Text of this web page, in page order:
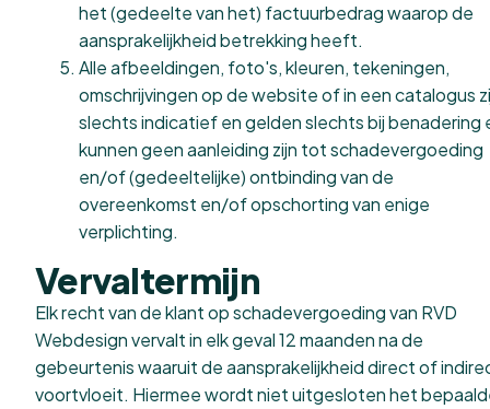
het (gedeelte van het) factuurbedrag waarop de
aansprakelijkheid betrekking heeft.
Alle afbeeldingen, foto's, kleuren, tekeningen,
omschrijvingen op de website of in een catalogus
slechts indicatief en gelden slechts bij benadering
kunnen geen aanleiding zijn tot schadevergoeding
en/of (gedeeltelijke) ontbinding van de
overeenkomst en/of opschorting van enige
verplichting.
Vervaltermijn
Elk recht van de klant op schadevergoeding van RVD
Webdesign vervalt in elk geval 12 maanden na de
gebeurtenis waaruit de aansprakelijkheid direct of
voortvloeit. Hiermee wordt niet uitgesloten het